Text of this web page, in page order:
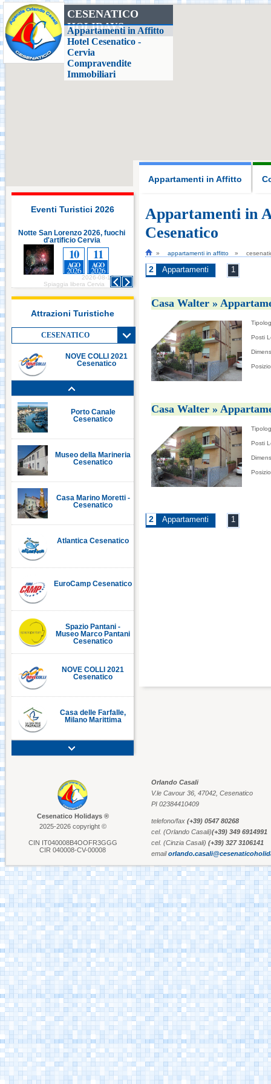
CESENATICO
HOLIDAYS
Appartamenti in Affitto
Hotel Cesenatico -
Cervia
Compravendite
Immobiliari
Appartamenti in Affitto
Eventi Turistici 2026
Notte San Lorenzo 2026, fuochi
d'artificio Cervia
10
AGO
2026
11
AGO
2026
2026-08-10
Spiaggia libera Cervia
Notte San Lorenzo 2026, fuochi
d'artificio Cervia
10
AGO
2026
11
AGO
2026-08-10
Attrazioni Turistiche
CESENATICO
NOVE COLLI 2021
Cesenatico
Casa delle Farfalle,
Milano Marittima
Adriatic Golf Club
Cervia - Milano
Marittima
Parco Oltremare -
Fiabilandia Rimini
Italia in Miniatura -
Rimini
Le Navi Acquario -
Cattolica
Porto Canale
Cesenatico
Museo della Marineria
Cesenatico
Casa Marino Moretti -
Cesenatico
Atlantica Cesenatico
EuroCamp Cesenatico
Spazio Pantani -
Museo Marco Pantani
Cesenatico
NOVE COLLI 2021
Cesenatico
Casa delle Farfalle,
Milano Marittima
Adriatic Golf Club
Mirabilandia Ravenna
Aquafan Riccione
Parco Oltremare -
Fiabilandia Rimini
Italia in Miniatura -
Rimini
Le Navi Acquario -
Cattolica
Porto Canale Cervia
Appartamenti in
Cesenatico
appartamenti in affitto
2 Appartamenti 1
Casa Walter »
Posti
Casa Walter »
Posti
2 Appartamenti 1
Cesenatico Holidays ®
2025-2026 copyright ©
CIN IT040008B4OOFR3GGG
CIR 040008-CV-00008
Orlando Casali
V.le Cavour 36, 47042, Cesenatico
PI 02384410409
telefono/fax (+39) 0547 80268
cel. (Orlando Casali)(+39) 349 6914991
cel. (Cinzia Casali) (+39) 327 3106141
email